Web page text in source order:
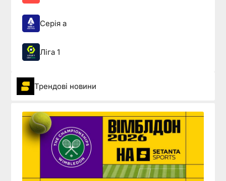
Серія а
Ліга 1
Трендові новини